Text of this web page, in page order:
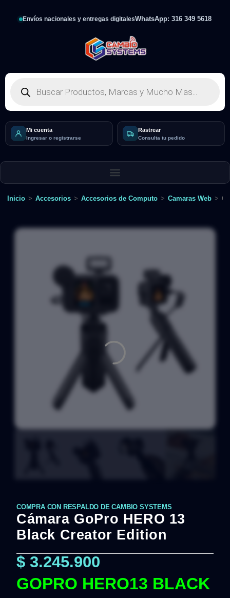
Envíos nacionales y entregas digitalesWhatsApp: 316 349 5618
Mi cuenta
Ingresar o registrarse
Rastrear
Consulta tu pedido
Inicio > Accesorios > Accesorios de Computo > Camaras Web >
COMPRA CON RESPALDO DE CAMBIO SYSTEMS
Cámara GoPro HERO 13
Black Creator Edition
$ 3.245.900
GOPRO HERO13 BLACK